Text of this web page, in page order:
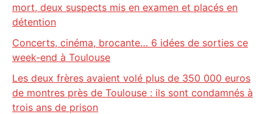
mort, deux suspects mis en examen et placés en
détention
Concerts, cinéma, brocante… 6 idées de sorties ce
week-end à Toulouse
Les deux frères avaient volé plus de 350 000 euros
de montres près de Toulouse : ils sont condamnés à
trois ans de prison